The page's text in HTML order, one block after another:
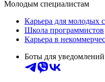
Молодым специалистам
Карьера для молодых
Школа программистов
Карьера в
Боты для уведомлений